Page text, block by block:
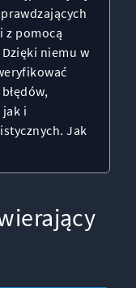
z pomocą
Dzięki niemu w
i
Jak